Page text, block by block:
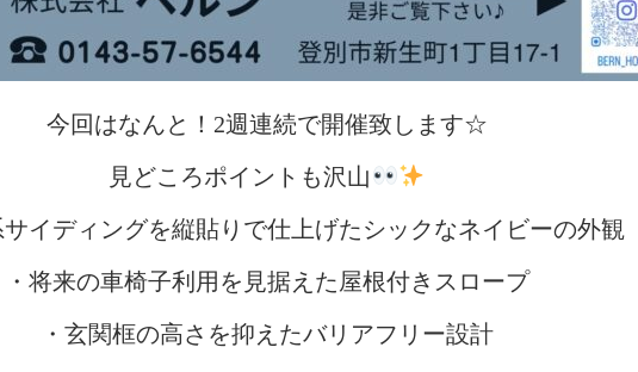
今回はなんと！2週連続で開催致します☆
見どころポイントも沢山
イディングを縦貼りで仕上げたシックなネイビーの外観
・将来の車椅子利用を見据えた屋根付きスロープ
・玄関框の高さを抑えたバリアフリー設計